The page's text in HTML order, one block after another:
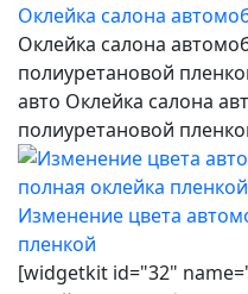
Оклейка салона
Оклейка салона
полиуретановой
авто Оклейка салона
полиуретановой
Изменение цвета
пленкой
[widgetkit id="32"